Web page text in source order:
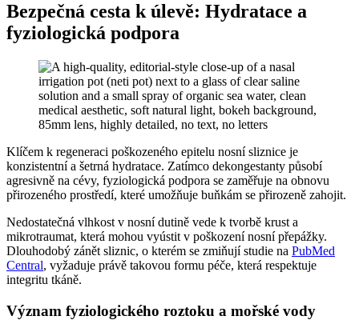
Bezpečná cesta k úlevě: Hydratace a
fyziologická podpora
Klíčem k regeneraci poškozeného epitelu nosní sliznice je
konzistentní a šetrná hydratace. Zatímco dekongestanty působí
agresivně na cévy, fyziologická podpora se zaměřuje na obnovu
přirozeného prostředí, které umožňuje buňkám se přirozeně zahojit.
Nedostatečná vlhkost v nosní dutině vede k tvorbě krust a
mikrotraumat, která mohou vyústit v poškození nosní přepážky.
Dlouhodobý zánět sliznic, o kterém se zmiňují studie na PubMed
Central, vyžaduje právě takovou formu péče, která respektuje
integritu tkáně.
Význam fyziologického roztoku a mořské vody